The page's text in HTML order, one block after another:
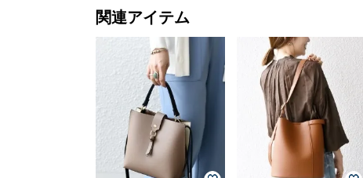
関連アイテム